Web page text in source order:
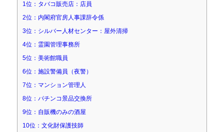
1位：タバコ販売店：店員
2位：内閣府官房人事課辞令係
3位：シルバー人材センター：屋外清掃
4位：霊園管理事務所
5位：美術館職員
6位：施設警備員（夜警）
7位：マンション管理人
8位：パチンコ景品交換所
9位：自販機のみの酒屋
10位：文化財保護技師